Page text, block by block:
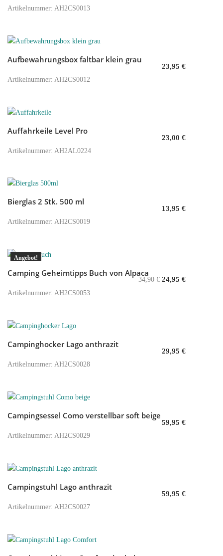
Artikelnummer: AH2CS0013
In den Warenkorb
Aufbewahrungsbox faltbar klein grau
23,95 €
Artikelnummer: AH2CS0012
In den Warenkorb
Auffahrkeile Level Pro
23,00 €
Artikelnummer: AH2AL0224
In den Warenkorb
Bierglas 2 Stk. 500 ml
13,95 €
Artikelnummer: AH2CS0019
Angebot!
In den Warenkorb
Camping Geheimtipps Buch von Alpaca
34,90€ 24,95 €
Artikelnummer: AH2CS0053
In den Warenkorb
Campinghocker Lago anthrazit
29,95 €
Artikelnummer: AH2CS0028
In den Warenkorb
Campingsessel Como verstellbar soft beige
59,95 €
Artikelnummer: AH2CS0029
In den Warenkorb
Campingstuhl Lago anthrazit
59,95 €
Artikelnummer: AH2CS0027